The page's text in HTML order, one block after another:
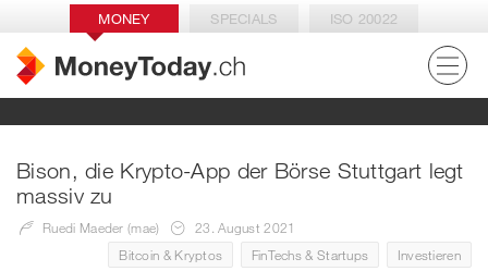
MONEY SPECIALS ISO 20022
Bison, die Krypto-App der Börse Stuttgart legt
massiv zu
Ruedi Maeder (mae)
23. August 2021
Bitcoin & Kryptos
FinTechs & Startups Investieren